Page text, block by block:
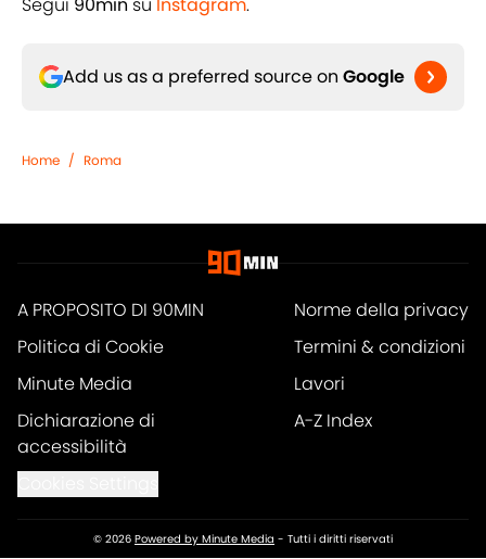
Add us as a preferred source on Google
Home / Roma
A PROPOSITO DI 90MIN
Norme della privacy
Politica di Cookie
Termini & condizioni
Minute Media
Lavori
Dichiarazione di
accessibilità
A-Z Index
© 2026 Powered by Minute Media - Tutti i diritti riservati